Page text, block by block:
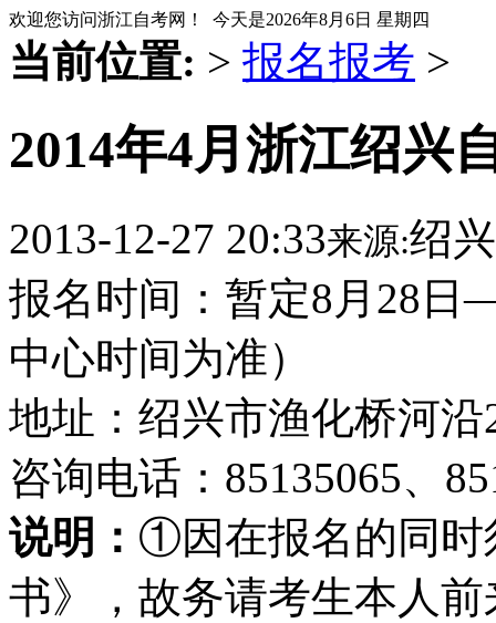
欢迎您访问浙江自考网！ 今天是2026年8月6日 星期四
当前位置: > 报名报考 >
2014年4月浙江绍兴
2013-12-27 20:33来源:绍
报名时间：暂定8月28日
中心时间为准）
地址：绍兴市渔化桥河
咨询电话：85135065、
说明： ①因在报名的同时
书》，故务请考生本人